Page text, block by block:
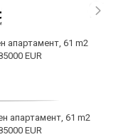
апартамент, 61 m2
EUR
апартамент, 61 m2
EUR